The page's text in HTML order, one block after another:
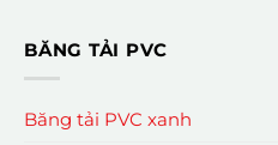
BĂNG TẢI PVC
Băng tải PVC xanh